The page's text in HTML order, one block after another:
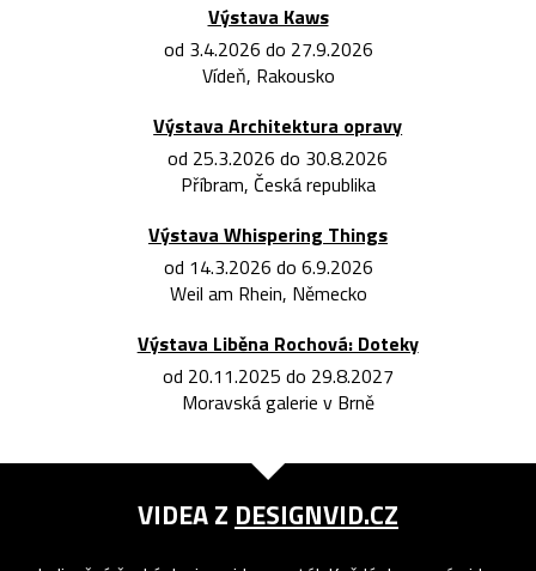
Výstava Kaws
od 3.4.2026 do 27.9.2026
Vídeň, Rakousko
Výstava Architektura opravy
od 25.3.2026 do 30.8.2026
Příbram, Česká republika
Výstava Whispering Things
od 14.3.2026 do 6.9.2026
Weil am Rhein, Německo
Výstava Liběna Rochová: Doteky
od 20.11.2025 do 29.8.2027
Moravská galerie v Brně
VIDEA Z DESIGNVID.CZ